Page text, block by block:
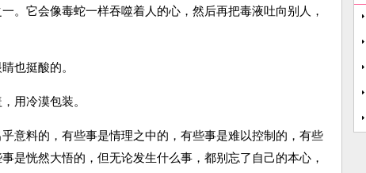
它会像毒蛇一样吞噬着人的心，然后再把毒液吐向别人，
也挺酸的。
用冷漠包装。
料的，有些事是情理之中的，有些事是难以控制的，有些
是恍然大悟的，但无论发生什么事，都别忘了自己的本心，